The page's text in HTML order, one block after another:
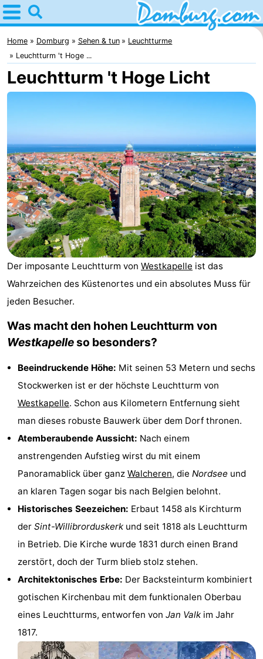
Home
Domburg
Tipps
Für
Webcam
Webcam
Strand
Übernachten
Appartements
-
Park
Loverendale
-
Résidence
Wijngaerde
Campingplätze
Ferienhäuser
Buitenhof
Domburg
Hof
Domburg
Westhove
Hotels
Zimmer
(mit
Frühstück)
Lastminutes
Strand
Sehen
tun
Museen
Denkmäler
Home Domburg Sehen & tun
Leuchtturme
Leuchtturm 't Hoge ...
Leuchtturm 't Hoge Licht
Der imposante Leuchtturm von Westkapelle ist das
Wahrzeichen des Küstenortes und ein absolutes Muss für
jeden Besucher.
Was macht den hohen Leuchtturm von
Westkapelleso besonders?
Beeindruckende Höhe: Mit seinen 53 Metern und sechs
Stockwerken ist er der höchste Leuchtturm von
Westkapelle. Schon aus Kilometern Entfernung sieht
man dieses robuste Bauwerk über dem Dorf thronen.
Atemberaubende Aussicht: Nach einem
anstrengenden Aufstieg wirst du mit einem
Panoramablick über ganz Walcheren, die Nordsee und
an klaren Tagen sogar bis nach Belgien belohnt.
Historisches Seezeichen: Erbaut 1458 als Kirchturm
der Sint-Willibrorduskerk und seit 1818 als Leuchtturm
in Betrieb. Die Kirche wurde 1831 durch einen Brand
zerstört, doch der Turm blieb stolz stehen.
Architektonisches Erbe: Der Backsteinturm kombiniert
gotischen Kirchenbau mit dem funktionalen Oberbau
eines Leuchtturms, entworfen von Jan Valk im Jahr
1817.